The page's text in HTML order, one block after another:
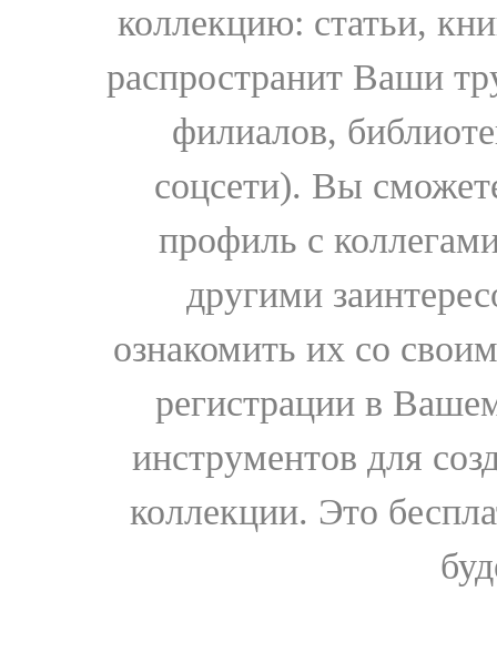
коллекцию: статьи,
распространит Ваши
филиалов,
соцсети). Вы
профиль с
другими
ознакомить их со
регистрации в
инструментов для
коллекции. Это